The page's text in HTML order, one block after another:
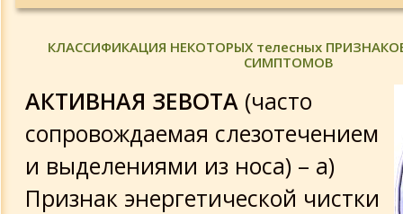
КЛАССИФИКАЦИЯ НЕКОТОРЫХ телесных
СИМПТОМОВ
АКТИВНАЯ ЗЕВОТА (часто
сопровождаемая слезотечением
и выделениями из носа) – а)
Признак энергетической чистки
Молитвы Божествам (продолжение)
Лечебная молитва